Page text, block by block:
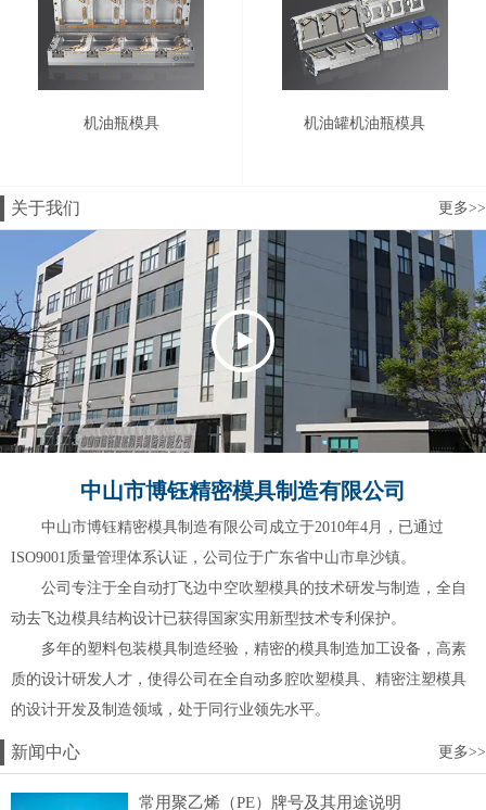
机油瓶模具 机油罐机油瓶模具
关于我们 更多>>
中山市博钰精密模具制造有限公司
中山市博钰精密模具制造有限公司成立于2010年4月，已通过
ISO9001质量管理体系认证，公司位于广东省中山市阜沙镇。
公司专注于全自动打飞边中空吹塑模具的技术研发与制造，全自
动去飞边模具结构设计已获得国家实用新型技术专利保护。
多年的塑料包装模具制造经验，精密的模具制造加工设备，高素
质的设计研发人才，使得公司在全自动多腔吹塑模具、精密注塑模具
的设计开发及制造领域，处于同行业领先水平。
新闻中心 更多>>
常用聚乙烯（PE）牌号及其用途说明